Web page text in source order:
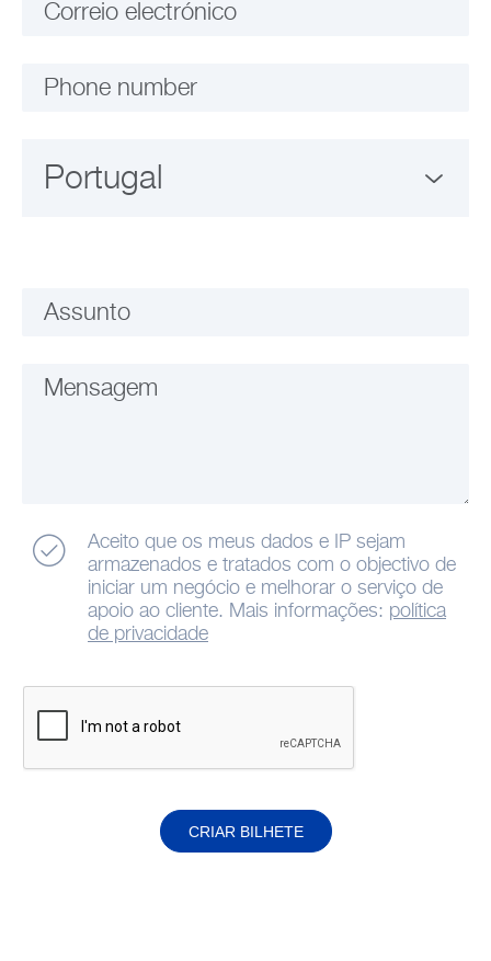
Correio electrónico
Phone number
Assunto
Mensagem
Aceito que os meus dados e IP sejam
armazenados e tratados com o objectivo de
iniciar um negócio e melhorar o serviço de
apoio ao cliente. Mais informações: política
de privacidade
CRIAR BILHETE